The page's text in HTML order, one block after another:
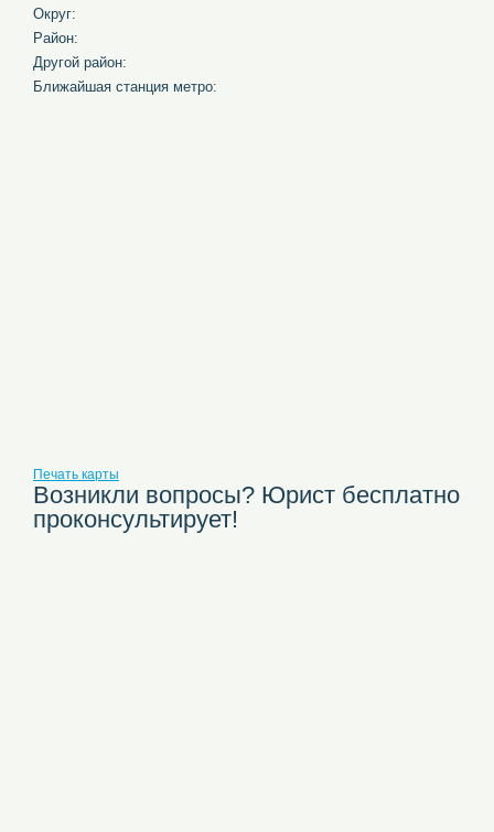
Округ:
Район:
Другой район:
Ближайшая станция метро:
Печать карты
Возникли вопросы? Юрист бесплатно
проконсультирует!